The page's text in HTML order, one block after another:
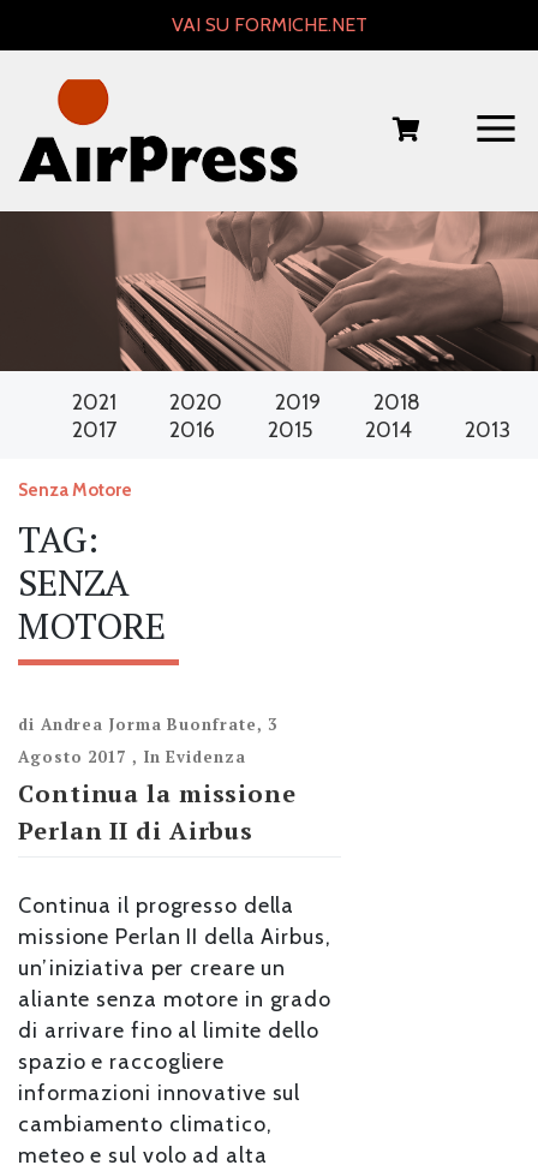
VAI SU FORMICHE.NET
2021 2020 2019
2018
2017
2016 2015 2014 2013
Senza Motore
TAG:
SENZA
MOTORE
di Andrea Jorma Buonfrate, 3
Agosto 2017 , In Evidenza
Continua la missione
Perlan II di Airbus
Continua il progresso della
missione Perlan II della Airbus,
un’iniziativa per creare un
aliante senza motore in grado
di arrivare fino al limite dello
spazio e raccogliere
informazioni innovative sul
cambiamento climatico,
meteo e sul volo ad alta